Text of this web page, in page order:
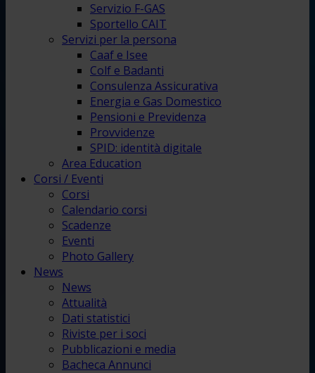
Servizio F-GAS
Sportello CAIT
Servizi per la persona
Caaf e Isee
Colf e Badanti
Consulenza Assicurativa
Energia e Gas Domestico
Pensioni e Previdenza
Provvidenze
SPID: identità digitale
Area Education
Corsi / Eventi
Corsi
Calendario corsi
Scadenze
Eventi
Photo Gallery
News
News
Attualità
Dati statistici
Riviste per i soci
Pubblicazioni e media
Bacheca Annunci